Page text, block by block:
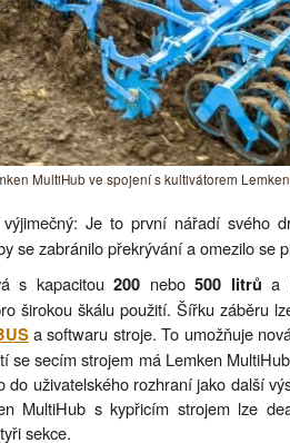
MultiHub ve spojení s kultivátorem
výjimečný: Je to první nářadí svého
se zabránilo překrývání a omezilo se
s kapacitou 200 nebo 500 litrů a
širokou škálu použití. Šířku záběru
a softwaru stroje. To umožňuje
se secím strojem má Lemken
do uživatelského rozhraní jako další
MultiHub s kypřicím strojem lze
sekce.